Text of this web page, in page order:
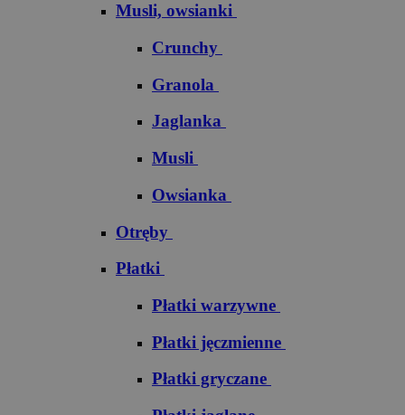
Musli, owsianki
Crunchy
Granola
Jaglanka
Musli
Owsianka
Otręby
Płatki
Płatki warzywne
Płatki jęczmienne
Płatki gryczane